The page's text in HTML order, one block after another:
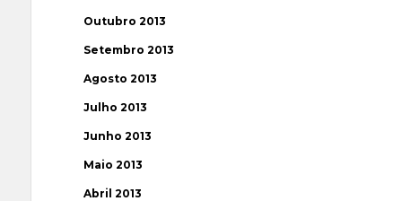
Outubro 2013
Setembro 2013
Agosto 2013
Julho 2013
Junho 2013
Maio 2013
Abril 2013